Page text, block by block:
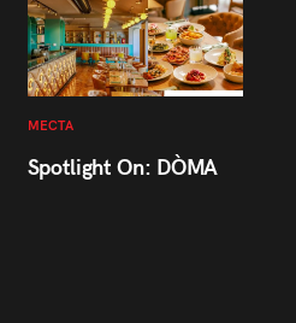
МЕСТА
Spotlight On: DÒMA